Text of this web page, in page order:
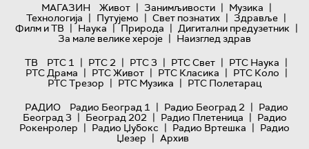
МАГАЗИН
Живот | Занимљивости | Музика |
Технологијa | Путујемо | Свет познатих | Здравље |
Филм и ТВ | Наука | Природа | Дигитални предузетник |
За мале велике хероје | Наизглед здрав
ТВ
РТС 1 | РТС 2 | РТС 3 | РТС Свет | РТС Наука |
РТС Драма | РТС Живот | РТС Класика | РТС Коло |
РТС Трезор | РТС Музика | РТС Полетарац
РАДИО
Радио Београд 1 | Радио Београд 2 | Радио
Београд 3 | Београд 202 | Радио Плетеница | Радио
Рокенролер | Радио Џубокс | Радио Вртешка | Радио
Џезер | Архив